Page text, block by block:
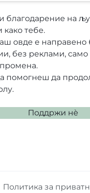
благодарение на
како тебе.
овде е
без реклами, само
помогнеш да
Поддржи нѐ
Политика за